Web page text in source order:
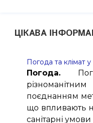
ЦІКАВА
Погода та клімат у
Погода.
поєднанням
що впливають
санітарні умови